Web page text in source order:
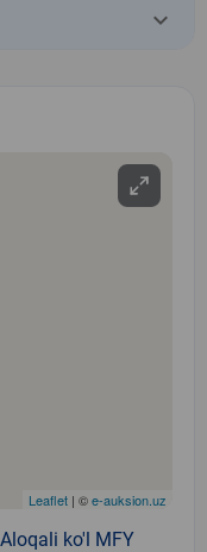
keyboard_arrow_down
Leaflet | ©e-auksion.uz
ko'l MFY